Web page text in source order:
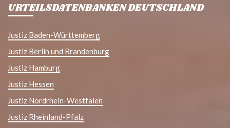
URTEILSDATENBANKEN DEUTSCHLAND
Justiz Baden-Württemberg
Justiz Berlin und Brandenburg
Justiz Hamburg
Justiz Hessen
Justiz Nordrhein-Westfalen
Justiz Rheinland-Pfalz